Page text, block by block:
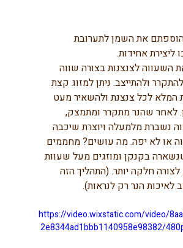
שהוספתם את השמן לתערובת
ליצירת אחידות.
את השעווה לצנצנות בצורה שווה
ולהתייצב. ניתן למזוג קצת
המלא לכל צנצנת ולהשאיר מעט
לאחר שהנר מתקרר ומתמצק,
נשברת מלמעלה ויוצרת שיכבה
או לא יפה. מה עושים? מחממים
בקנקן ומוזגים מעל שעוות
חלקה יותר. (התהליך הזה
הנר רק לנראות).
https://video.wixstatic.com/video/
2e8344ad1bbb1140958e98382/